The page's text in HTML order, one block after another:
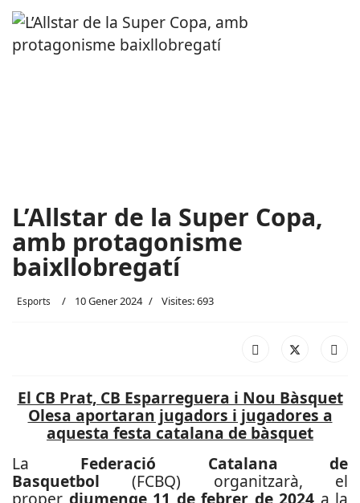
L’Allstar de la Super Copa,
amb protagonisme
baixllobregatí
Esports 10 Gener 2024 Visites: 693
El CB Prat, CB Esparreguera i Nou Bàsquet
Olesa aportaran jugadors i jugadores a
aquesta festa catalana de bàsquet
La Federació Catalana de
Basquetbol (FCBQ) organitzarà, el
proper diumenge 11 de febrer de 2024 a la